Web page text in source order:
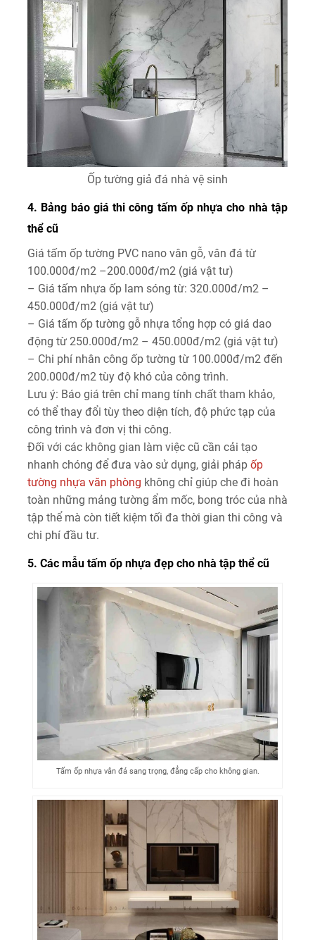
Ốp tường giả đá nhà vệ sinh
4. Bảng báo giá thi công tấm ốp nhựa cho nhà tập
thể cũ
Giá tấm ốp tường PVC nano vân gỗ, vân đá từ
100.000đ/m2 –200.000đ/m2 (giá vật tư)
– Giá tấm nhựa ốp lam sóng từ: 320.000đ/m2 –
450.000đ/m2 (giá vật tư)
– Giá tấm ốp tường gỗ nhựa tổng hợp có giá dao
động từ 250.000đ/m2 – 450.000đ/m2 (giá vật tư)
– Chi phí nhân công ốp tường từ 100.000đ/m2 đến
200.000đ/m2 tùy độ khó của công trình.
Lưu ý: Báo giá trên chỉ mang tính chất tham khảo,
có thể thay đổi tùy theo diện tích, độ phức tạp của
công trình và đơn vị thi công.
Đối với các không gian làm việc cũ cần cải tạo
nhanh chóng để đưa vào sử dụng, giải pháp ốp
tường nhựa văn phòng không chỉ giúp che đi hoàn
toàn những mảng tường ẩm mốc, bong tróc của nhà
tập thể mà còn tiết kiệm tối đa thời gian thi công và
chi phí đầu tư.
5. Các mẫu tấm ốp nhựa đẹp cho nhà tập thể cũ
Tấm ốp nhựa vân đá sang trọng, đẳng cấp cho không gian.